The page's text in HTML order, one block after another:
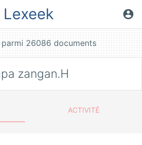
Lexeek account_circle
zangan.H
ACTIVITÉ